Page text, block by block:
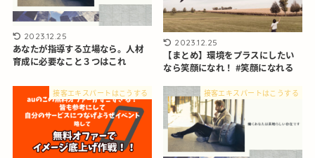
2023.12.25
あなたが指導する立場なら。人材
育成に必要なこと３つはこれ
2023.12.25
【まとめ】環境をプラスにしたい
なら笑顔になれ！ #笑顔になれる
接客エキスパートはこうする 接客エキスパートはこうする